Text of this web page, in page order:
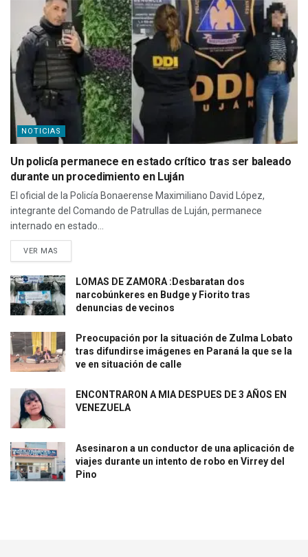
NOTICIAS
Un policía permanece en estado crítico tras ser baleado
durante un procedimiento en Luján
El oficial de la Policía Bonaerense Maximiliano David López,
integrante del Comando de Patrullas de Luján, permanece
internado en estado...
VER MAS
LOMAS DE ZAMORA :Desbaratan dos
narcobúnkeres en Budge y Fiorito tras
denuncias de vecinos
Preocupación por la situación de Zulma Lobato
tras difundirse imágenes en Paraná la que se la
ve en situación de calle
ENCONTRARON A MIA DESPUES DE 3 AÑOS EN
VENEZUELA
Asesinaron a un conductor de una aplicación de
viajes durante un intento de robo en Virrey del
Pino